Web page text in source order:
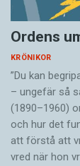
Ordens
KRÖNIKOR
”Du kan
– ungefär så
(1890–1960)
och hur det
att förstå att
vred när hon